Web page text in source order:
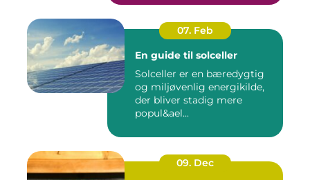
07. Feb
En guide til solceller
Solceller er en bæredygtig
og miljøvenlig energikilde,
der bliver stadig mere
popul&ael...
09. Dec